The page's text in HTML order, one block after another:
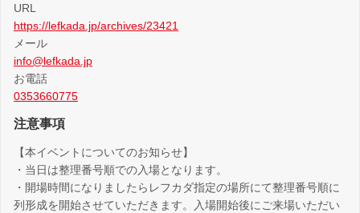
URL
https://lefkada.jp/archives/23421
メール
info@lefkada.jp
お電話
0353660775
注意事項
【本イベントについてのお知らせ】
・当日は整理番号順での入場となります。
・開場時間になりましたらレフカダ指定の場所にて整理番号順に
列形成を開始させていただきます。入場開始後にご来場いただい